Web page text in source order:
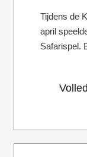
Tijdens de
april
Safarispel.